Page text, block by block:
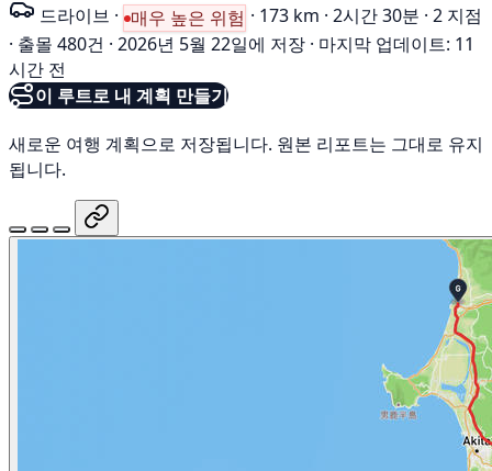
드라이브 · 매우 높은 위험 · 173 km · 2시간 30분 · 2 지점
· 출몰 480건 · 2026년 5월 22일에 저장 · 마지막 업데이트: 11
시간 전
이 루트로 내 계획 만들기
새로운 여행 계획으로 저장됩니다. 원본 리포트는 그대로 유지
됩니다.